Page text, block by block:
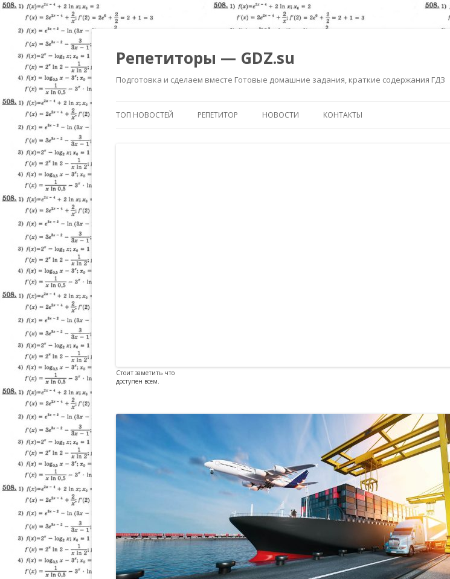
Репетиторы — GDZ.su
Подготовка и сделаем вместе Готовые домашние задания, краткие содержания ГДЗ
ТОП НОВОСТЕЙ РЕПЕТИТОР НОВОСТИ КОНТАКТЫ
Стоит заметить что
доступен всем.